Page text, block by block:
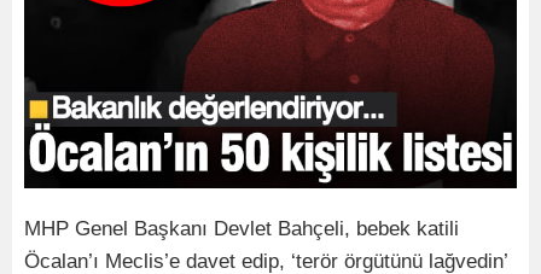
MHP Genel Başkanı Devlet Bahçeli, bebek katili
Öcalan’ı Meclis’e davet edip, ‘terör örgütünü lağvedin’